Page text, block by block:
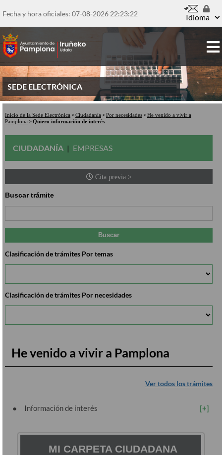
al
principal
Fecha y hora oficiales: 07-08-2026 22:23:22 Idioma
SEDE ELECTRÓNICA
Inicio de la Sede Electrónica Ciudadanía Por necesidades
He venido a vivir a
Pamplona
Quiero información de interés
CIUDADANÍA EMPRESAS
Cita previa >
Buscar trámite
Clasificación de trámites Por temas
Clasificación de trámites Por necesidades
He venido a vivir a Pamplona
Ver todos los trámites
Información de interés
MI CARPETA CIUDADANA